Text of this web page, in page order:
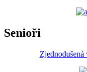
Senioři
Zjednodušená